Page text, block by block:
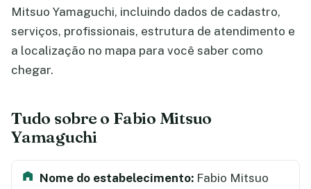
Mitsuo Yamaguchi, incluindo dados de cadastro,
serviços, profissionais, estrutura de atendimento e
a localização no mapa para você saber como
chegar.
Tudo sobre o Fabio Mitsuo
Yamaguchi
Nome do estabelecimento: Fabio Mitsuo